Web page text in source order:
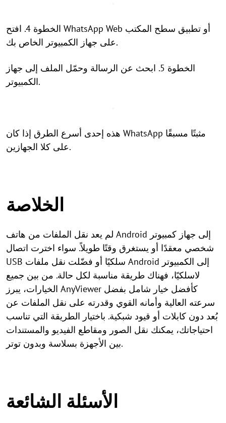
الخطوة 4. افتح WhatsApp Web أو تطبيق سطح المكتب
على جهاز الكمبيوتر الخاص بك.
الخطوة 5. ابحث عن الرسالة وحمّل الملف إلى جهاز
الكمبيوتر.
هذه إحدى أسرع الطرق إذا كان WhatsApp مثبتًا مسبقًا
على كلا الجهازين.
الخلاصة
لم يعد نقل الملفات من هاتف Android إلى جهاز كمبيوتر
شخصي معقدًا أو يستغرق وقتًا طويلاً. سواء اخترت اتصال
USB سلكيًا أو فضّلت نقل ملفات Android إلى الكمبيوتر
لاسلكيًا، فهناك طريقة مناسبة لكل حالة. من بين جميع
الخيارات، يبرز AnyViewer كأفضل خيار شامل بفضل
سرعته العالية وأمانه القوي وقدرته على نقل الملفات عن
بُعد دون كابلات أو قيود شبكية. باختيار الطريقة التي تناسب
احتياجاتك، يمكنك نقل الصور ومقاطع الفيديو والمستندات
بين الأجهزة بسلاسة وبدون توتر.
الأسئلة الشائعة